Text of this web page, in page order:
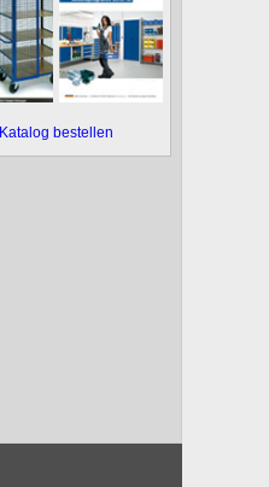
Katalog bestellen